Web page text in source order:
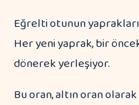
Eğrelti otunun
Her yeni yaprak, bir
dönerek yerleşiyor.
Bu oran, altın oran